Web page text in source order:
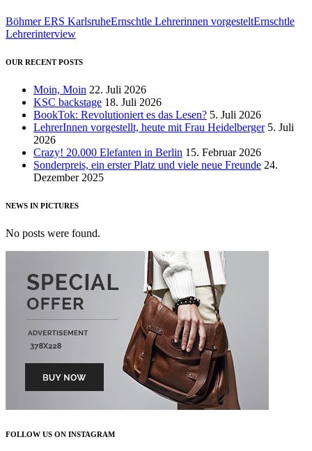
Böhmer ERS KarlsruheErnschtle Lehrerinnen vorgesteltErnschtle
Lehrerinterview
OUR RECENT POSTS
Moin, Moin 22. Juli 2026
KSC backstage 18. Juli 2026
BookTok: Revolutioniert es das Lesen? 5. Juli 2026
LehrerInnen vorgestellt, heute mit Frau Heidelberger 5. Juli
2026
Crazy! 20.000 Elefanten in Berlin 15. Februar 2026
Sonderpreis, ein erster Platz und viele neue Freunde 24.
Dezember 2025
NEWS IN PICTURES
No posts were found.
FOLLOW US ON INSTAGRAM